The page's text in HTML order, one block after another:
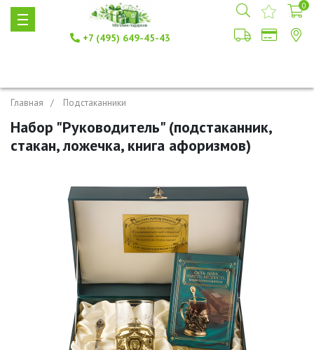
+7 (495) 649-45-43
0
Главная Подстаканники
Набор "Руководитель" (подстаканник,
стакан, ложечка, книга афоризмов)